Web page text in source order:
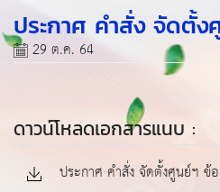
ประกาศ คำสั่ง จัดตั้
29 ต.ค. 64
ดาวน์โหลดเอกสารแนบ :
ประกาศ คำสั่ง จัดตั้งศูนย์ฯ ข้